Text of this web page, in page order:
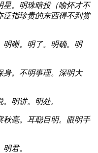
星。明珠暗投（喻怀才不
泛指珍贵的东西得不到赏
明晰。明了。明确。明
身。不明事理。深明大
明讲。明处。
秋毫。耳聪目明。眼明手
君。